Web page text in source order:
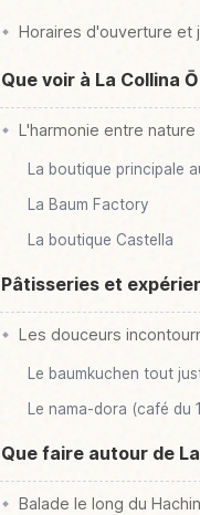
Horaires d'ouverture et
Que voir à La Collina
L'harmonie entre
La boutique principale
La Baum Factory
La boutique Castella
Pâtisseries et
Les douceurs
Le baumkuchen tout
Le nama-dora (café du
Que faire autour de
Balade le long du